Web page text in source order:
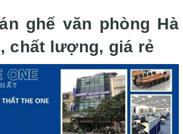
ghế văn phòng Hà
chất lượng, giá rẻ